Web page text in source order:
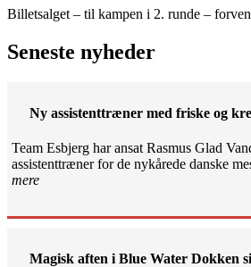
Billetsalget – til kampen i 2. runde –
Seneste nyheder
Ny assistenttræner med friske og
Team Esbjerg har ansat Rasmus Glad
assistenttræner for de nykårede danske
mere
Magisk aften i Blue Water Dokken